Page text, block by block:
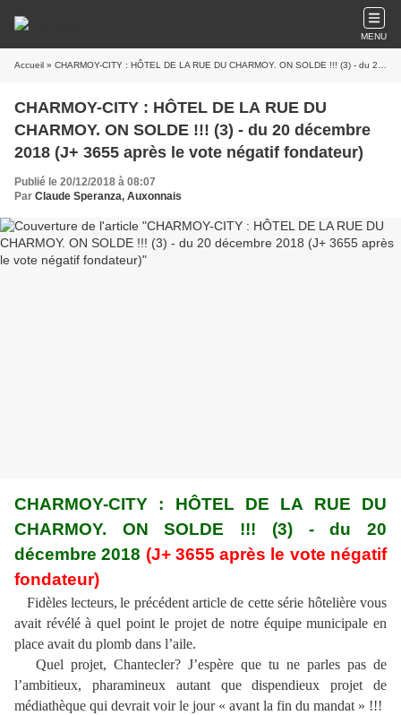
MENU
Accueil » CHARMOY-CITY : HÔTEL DE LA RUE DU CHARMOY. ON SOLDE !!! (3) - du 20 décembre 2018 (J+ 3655 après le vote négatif fondateur)
CHARMOY-CITY : HÔTEL DE LA RUE DU
CHARMOY. ON SOLDE !!! (3) - du 20 décembre
2018 (J+ 3655 après le vote négatif fondateur)
Publié le 20/12/2018 à 08:07
Par Claude Speranza, Auxonnais
CHARMOY-CITY : HÔTEL DE LA RUE DU
CHARMOY. ON SOLDE !!! (3) - du 20
décembre 2018 (J+ 3655 après le vote négatif
fondateur)
Fidèles lecteurs, le précédent article de cette série hôtelière vous
avait révélé à quel point le projet de notre équipe municipale en
place avait du plomb dans l’aile.
Quel projet, Chantecler? J’espère que tu ne parles pas de
l’ambitieux, pharamineux autant que dispendieux projet de
médiathèque qui devrait voir le jour « avant la fin du mandat » !!!